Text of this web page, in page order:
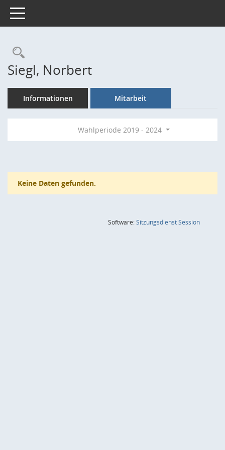
Toggle navigation
Rechercheauswahl
Siegl, Norbert
Informationen Mitarbeit
Wahlperiode 2019 - 2024
Keine Daten gefunden.
Software:SitzungsdienstSession(Wird in